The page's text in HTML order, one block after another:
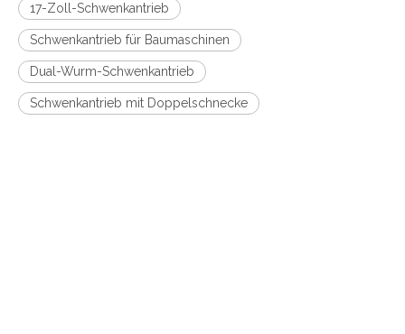
17-Zoll-Schwenkantrieb
Schwenkantrieb für Baumaschinen
Dual-Wurm-Schwenkantrieb
Schwenkantrieb mit Doppelschnecke